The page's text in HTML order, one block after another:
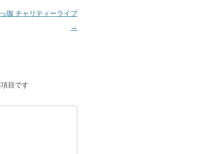
珈 チャリティーライブ
→
目です